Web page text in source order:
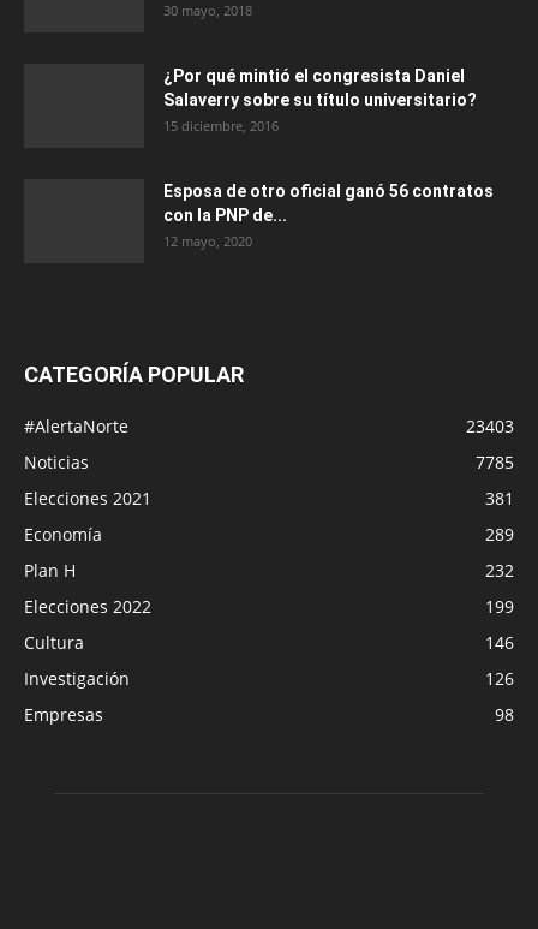
30 mayo, 2018
¿Por qué mintió el congresista Daniel
Salaverry sobre su título universitario?
15 diciembre, 2016
Esposa de otro oficial ganó 56 contratos
con la PNP de...
12 mayo, 2020
CATEGORÍA POPULAR
#AlertaNorte
23403
Noticias
7785
Elecciones 2021
381
Economía
289
Plan H
232
Elecciones 2022
199
Cultura
146
Investigación
126
Empresas
98